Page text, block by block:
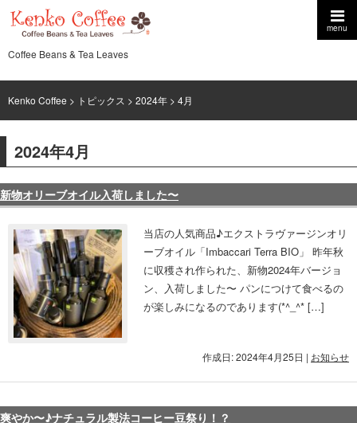
menu
Coffee Beans & Tea Leaves
Kenko Coffee > トピックス > 2024年 > 4月
2024年4月
新物オリーブオイル入荷しました〜
当店の人気商品♪エクストラヴァージンオリ
ーブオイル「Imbaccari Terra BIO」 昨年秋
に収穫され作られた、新物2024年バージョ
ン、入荷しました〜 パンにつけて食べるの
が楽しみになるのであります(*^_^* […]
作成日: 2024年4月25日 | お知らせ
爽やか〜♪ナチュラル製法コーヒー豆祭り！？